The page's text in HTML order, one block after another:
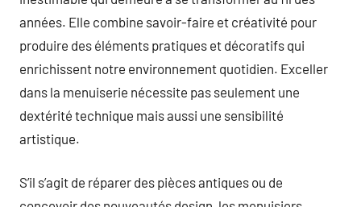
années. Elle combine savoir-faire et créativité pour
produire des éléments pratiques et décoratifs qui
enrichissent notre environnement quotidien. Exceller
dans la menuiserie nécessite pas seulement une
dextérité technique mais aussi une sensibilité
artistique.
S’il s’agit de réparer des pièces antiques ou de